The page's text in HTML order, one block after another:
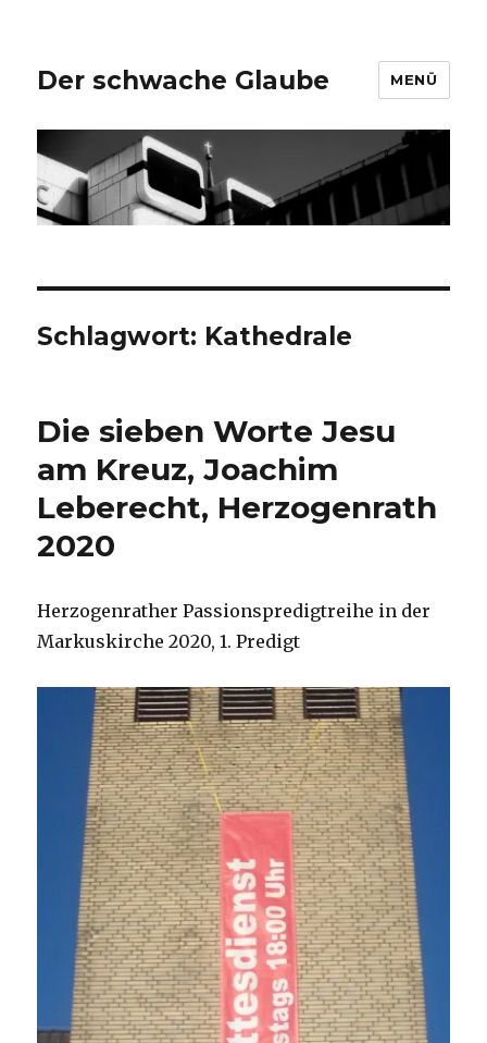
Der schwache Glaube MENÜ
Schlagwort: Kathedrale
Die sieben Worte Jesu
am Kreuz, Joachim
Leberecht, Herzogenrath
2020
Herzogenrather Passionspredigtreihe in der
Markuskirche 2020, 1. Predigt